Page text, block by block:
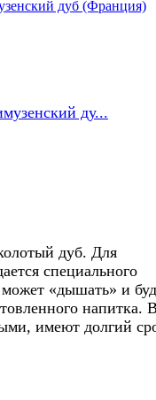
ду...
дуб. Для
специального
«дышать» и
напитка.
имеют долгий